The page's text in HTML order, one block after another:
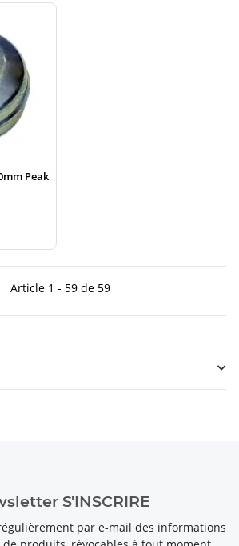
Peak
Article 1 - 59 de 59
S'INSCRIRE
par e-mail des informations